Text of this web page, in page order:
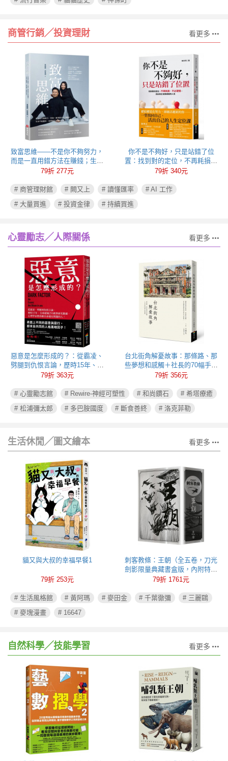
商管行銷╱投資理財 看更多
致富思維——不是你不夠努力，
而是一直用錯方法在賺錢；生命
不能重來，但思維可以重新彩
79折 277元
你不是不夠好，只是站錯了位
置：找到對的定位，不再耗損、
不必硬撐，活出真正自我成就的
79折 340元
# 商管理財館 # 闕又上 # 讀懂匯率
# AI 工作
# 大量買進
# 投資金律 # 持續買進
心靈勵志╱人際關係 看更多
惡意是怎麼形成的？：從霸凌、
劈腿到仇恨言論，歷時15年、全
球超過250萬筆研究數據，心理學
79折 363元
台北街角解憂故事：那條路、那
些夢想和感觸＋社長的70幅手繪
插圖
79折 356元
# 心靈勵志館 # Rewire-神經可塑性 # 和尚鑽石
# 希塔療癒
# 松浦彌太郎
# 多巴胺國度 # 斷食善終 # 洛克菲勒
生活休閒╱圖文繪本 看更多
貓又與大叔的幸福早餐1
79折 253元
刺客教條：王朝（全五卷，刀光
劍影限量典藏書盒版，內附特製
刺客水墨古風海報）
79折 1761元
# 生活風格館 # 黃阿瑪 # 麥田金 # 千葉徹彌
# 三麗鷗
# 麥塊漫畫
# 16647
自然科學╱技能學習 看更多